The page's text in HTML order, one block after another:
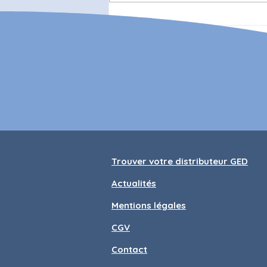
HVO ou gazole : le match
Trouver votre distributeur GED
Actualités
Mentions légales
CGV
Contact